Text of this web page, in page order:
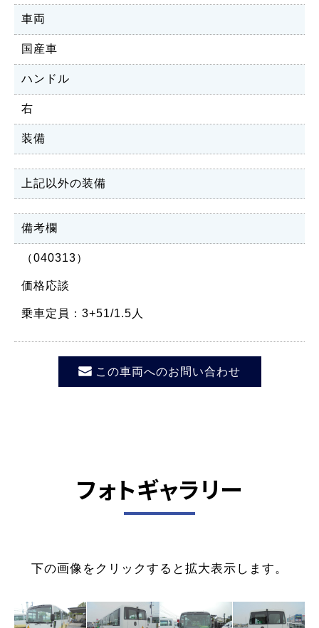
車両
国産車
ハンドル
右
装備
上記以外の装備
備考欄
（040313）
価格応談
乗車定員：3+51/1.5人
この車両へのお問い合わせ
フォトギャラリー
下の画像をクリックすると拡大表示します。